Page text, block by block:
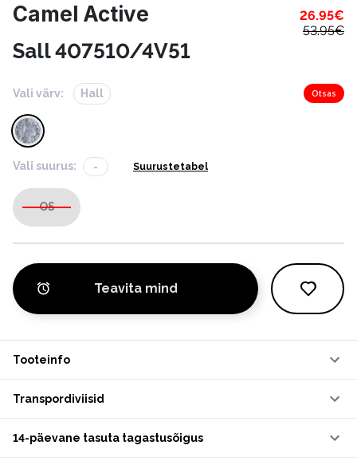
Camel Active 26.95€
53.95€
Sall 407510/4V51
Vali värv: Hall Otsas
Vali suurus: - Suurustetabel
OS
Teavita mind
Tooteinfo
Transpordiviisid
14-päevane tasuta tagastusõigus